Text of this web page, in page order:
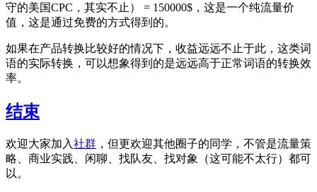
守的美国CPC，其实不止） = 150000$，这是一个纯流量价
值，这是通过免费的方式得到的。
如果在产品转换比较好的情况下，收益远远不止于此，这类词
语的实际转换，可以想象得到的是远远高于正常词语的转换效
率。
结束
欢迎大家加入社群 ，但更欢迎其他圈子的同学，不管是流量策
略、商业实践、闲聊、找队友、找对象（这可能不太行）都可
以。